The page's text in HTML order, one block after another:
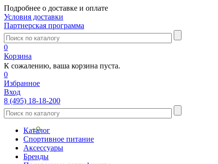
Подробнее о доставке и оплате
Условия доставки
Партнерская программа
0
Корзина
К сожалению, ваша корзина пуста.
0
Избранное
Вход
8 (495) 18-18-200
Каталог
Спортивное питание
Аксессуары
Бренды